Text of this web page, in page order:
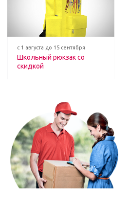
с 1 августа до 15 сентября
Школьный рюкзак со
скидкой